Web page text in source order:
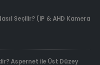
Seçilir? (IP & AHD Kamera
Aspernet ile Üst Düzey